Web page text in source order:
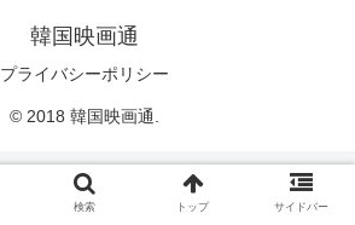
韓国映画通
プライバシーポリシー
© 2018 韓国映画通.
検索 トップ サイドバー